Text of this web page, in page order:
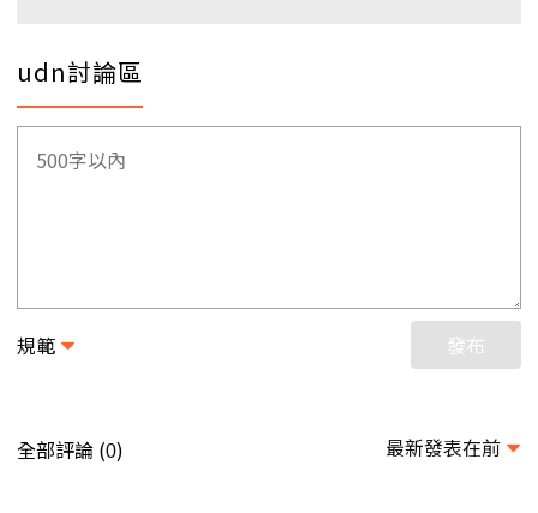
udn討論區
規範 發布
全部評論 (0) 最新發表在前